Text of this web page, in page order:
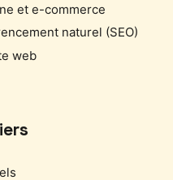
et e-commerce
naturel (SEO)
web